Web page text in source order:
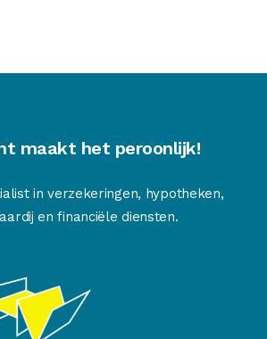
maakt het peroonlijk!
in verzekeringen, hypotheken,
en financiële diensten.